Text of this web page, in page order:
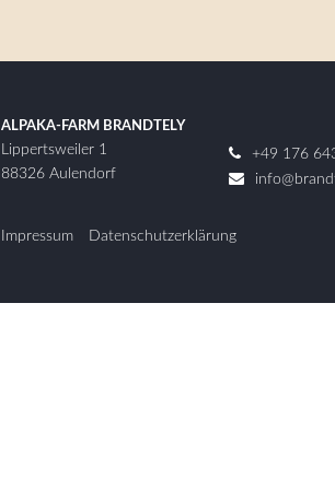
ALPAKA-FARM BRANDTELY
Lippertsweiler 1
88326 Aulendorf
+49 176
Impressum Datenschutzerklärung